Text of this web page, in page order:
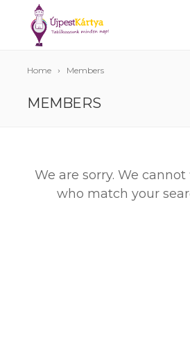
Home Members
MEMBERS
We are sorry. We
who match your